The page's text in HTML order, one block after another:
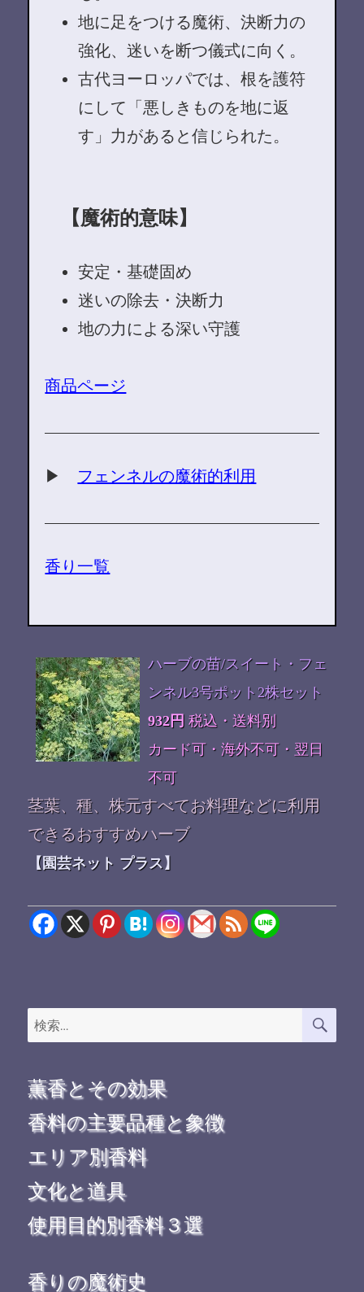
地に足をつける魔術、決断力の
強化、迷いを断つ儀式に向く。
古代ヨーロッパでは、根を護符
にして「悪しきものを地に返
す」力があると信じられた。
【魔術的意味】
安定・基礎固め
迷いの除去・決断力
地の力による深い守護
商品ページ
▶ フェンネルの魔術的利用
香り一覧
ハーブの苗/スイート・フェ
ンネル3号ポット2株セット
932円 税込・送料別
カード可・海外不可・翌日
不可
茎葉、種、株元すべてお料理などに利用
できるおすすめハーブ
【園芸ネット プラス】
検
索:
検
薫香とその効果
香料の主要品種と象徴
エリア別香料
文化と道具
使用目的別香料３選
香りの魔術史